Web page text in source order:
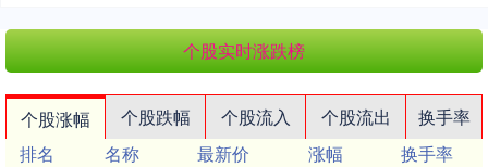
个股实时涨跌榜
个股涨幅 个股跌幅 个股流入 个股流出
换手率
排名
名称 最新价 涨幅
换手率